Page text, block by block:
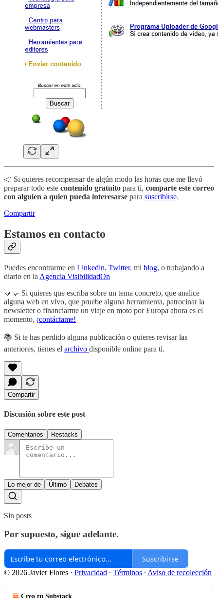
📣 Si quieres recompensar de algún modo las horas que me llevó
preparar todo este contenido gratuito para ti, comparte este correo
con alguien a quien pueda interesarse para suscribirse.
Compartir
Estamos en contacto
Puedes encontrarme en Linkedin, Twitter, mi blog, o trabajando a
diario en la Agencia VisibilidadOn
🤜🤛 Si quieres que escriba sobre un tema concreto, que analice
alguna web en vivo, que pruebe alguna herramienta, patrocinar la
newsletter o financiarme un viaje en moto por Europa ahora es el
momento, ¡contáctame!
📚 Si te has perdido alguna publicación o quieres revisar las
anteriores, tienes el archivo disponible online para tí.
Compartir
Discusión sobre este post
Comentarios Restacks
Lo mejor de Último Debates
Sin posts
Por supuesto, sigue adelante.
Suscribirse
© 2026 Javier Flores · Privacidad ∙ Términos ∙ Aviso de recolección
Crea tu Substack